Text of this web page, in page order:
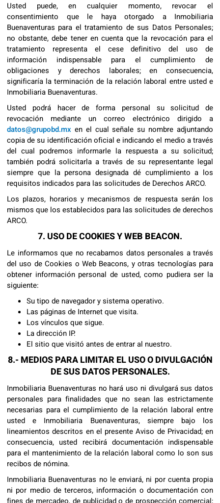
Usted puede, en cualquier momento, revocar el
consentimiento que le haya otorgado a Inmobiliaria
Buenaventuras para el tratamiento de sus Datos Personales;
no obstante, debe tener en cuenta que la revocación para el
tratamiento representa el cese definitivo del uso de
información indispensable para el cumplimiento de
obligaciones y derechos laborales; en consecuencia,
significaría la terminación de la relación laboral entre usted e
Inmobiliaria Buenaventuras.
Usted podrá hacer de forma personal su solicitud de
revocación mediante un correo electrónico dirigido a
datos@grupobd.mx en el cual señale su nombre adjuntando
copia de su identificación oficial e indicando el medio a través
del cual podremos informarle la respuesta a su solicitud;
también podrá solicitarla a través de su representante legal
siempre que la persona designada dé cumplimiento a los
requisitos indicados para las solicitudes de Derechos ARCO.
Los plazos, horarios y mecanismos de respuesta serán los
mismos que los establecidos para las solicitudes de derechos
ARCO.
7. USO DE COOKIES Y WEB BEACON.
Le informamos que no recabamos datos personales a través
del uso de Cookies o Web Beacons, y otras tecnologías para
obtener información personal de usted, como pudiera ser la
siguiente:
Su tipo de navegador y sistema operativo.
Las páginas de Internet que visita.
Los vínculos que sigue.
La dirección IP.
El sitio que visitó antes de entrar al nuestro.
8.- MEDIOS PARA LIMITAR EL USO O DIVULGACIÓN
DE SUS DATOS PERSONALES.
Inmobiliaria Buenaventuras no hará uso ni divulgará sus datos
personales para finalidades que no sean las estrictamente
necesarias para el cumplimiento de la relación laboral entre
usted e Inmobiliaria Buenaventuras, siempre bajo los
lineamientos descritos en el presente Aviso de Privacidad; en
consecuencia, usted recibirá documentación indispensable
para el mantenimiento de la relación laboral como lo son sus
recibos de nómina.
Inmobiliaria Buenaventuras no le enviará, ni por cuenta propia
ni por medio de terceros, información o documentación con